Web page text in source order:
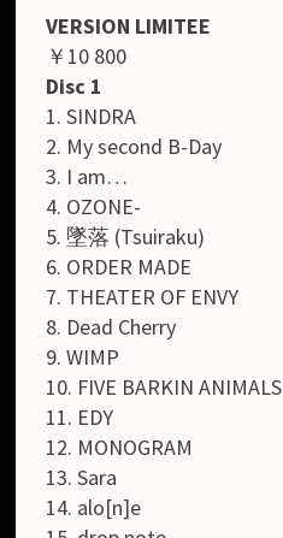
VERSION LIMITEE
￥10 800
Disc 1
1. SINDRA
2. My second B-Day
3. I am…
4. OZONE-
5. 墜落 (Tsuiraku)
6. ORDER MADE
7. THEATER OF ENVY
8. Dead Cherry
9. WIMP
10. FIVE BARKIN ANIMALS
11. EDY
12. MONOGRAM
13. Sara
14. alo[n]e